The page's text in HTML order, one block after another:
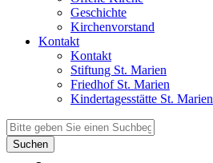
Geschichte
Kirchenvorstand
Kontakt
Kontakt
Stiftung St. Marien
Friedhof St. Marien
Kindertagesstätte St. Marien
Suchen